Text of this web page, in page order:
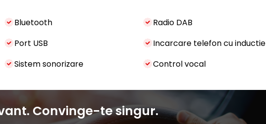
Bluetooth
Radio DAB
Port USB
Incarcare telefon cu inductie
Sistem sonorizare Control vocal
Convinge-te singur.